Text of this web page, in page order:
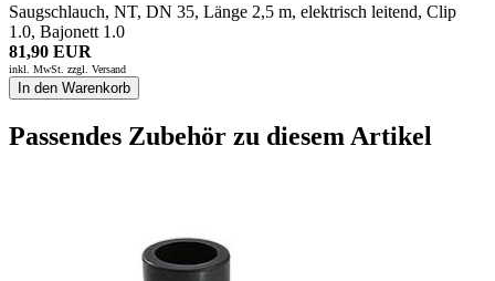
Saugschlauch, NT, DN 35, Länge 2,5 m, elektrisch leitend, Clip
1.0, Bajonett 1.0
81,90 EUR
inkl. MwSt. zzgl. Versand
In den Warenkorb
Passendes Zubehör zu diesem Artikel